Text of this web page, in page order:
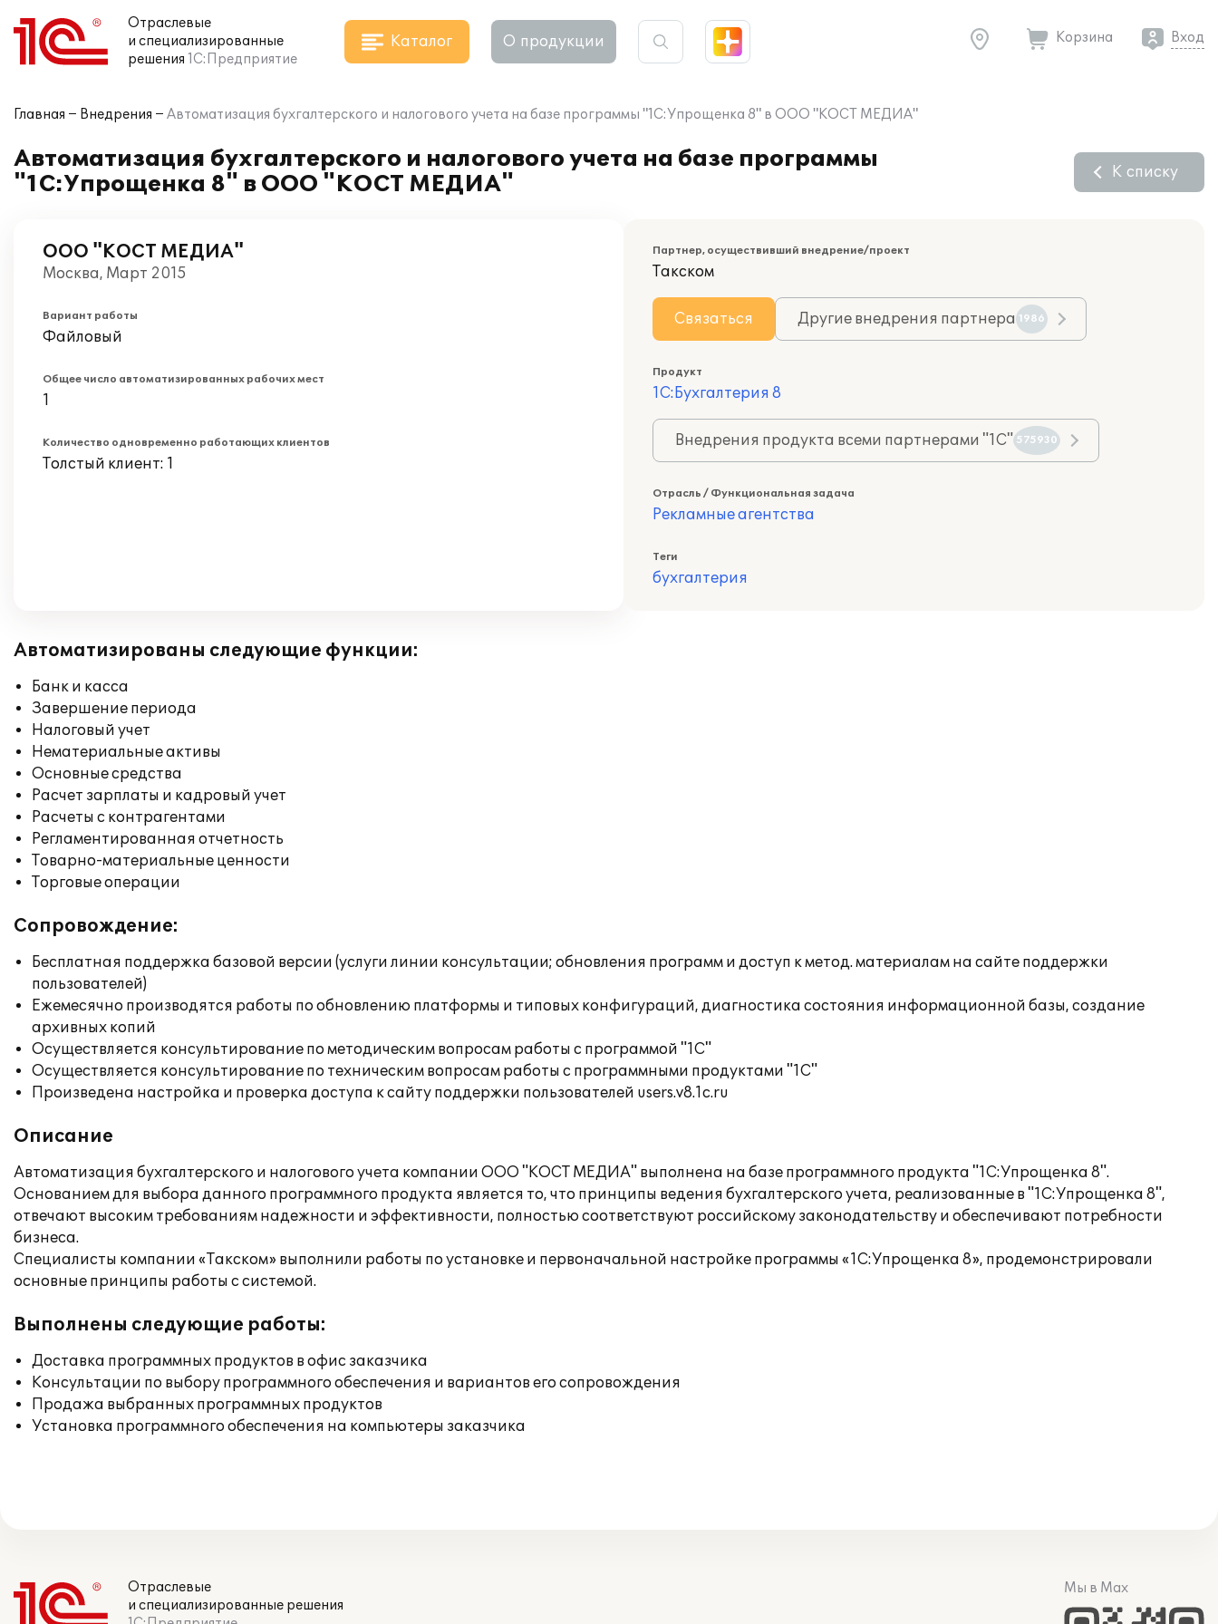
Отраслевые
и специализированные
решения 1С:Предприятие
Каталог О продукции Корзина Вход
Главная Внедрения Автоматизация бухгалтерского и налогового учета на базе программы "1С:Упрощенка 8" в ООО "КОСТ МЕДИА"
Автоматизация бухгалтерского и налогового учета на базе программы
"1С:Упрощенка 8" в ООО "КОСТ МЕДИА"
К списку
ООО "КОСТ МЕДИА"
Москва, Март 2015
Вариант работы
Файловый
Общее число автоматизированных рабочих мест
1
Количество одновременно работающих клиентов
Толстый клиент: 1
Партнер, осуществивший внедрение/проект
Такском
Связаться Другие внедрения партнера 1986
Продукт
1С:Бухгалтерия 8
Внедрения продукта всеми партнерами "1С" 575930
Отрасль / Функциональная задача
Рекламные агентства
Теги
бухгалтерия
Автоматизированы следующие функции:
Банк и касса
Завершение периода
Налоговый учет
Нематериальные активы
Основные средства
Расчет зарплаты и кадровый учет
Расчеты с контрагентами
Регламентированная отчетность
Товарно-материальные ценности
Торговые операции
Сопровождение:
Бесплатная поддержка базовой версии (услуги линии консультации; обновления программ и доступ к метод. материалам на сайте поддержки
пользователей)
Ежемесячно производятся работы по обновлению платформы и типовых конфигураций, диагностика состояния информационной базы, создание
архивных копий
Осуществляется консультирование по методическим вопросам работы с программой "1С"
Осуществляется консультирование по техническим вопросам работы с программными продуктами "1С"
Произведена настройка и проверка доступа к сайту поддержки пользователей users.v8.1c.ru
Описание
Автоматизация бухгалтерского и налогового учета компании ООО "КОСТ МЕДИА" выполнена на базе программного продукта "1С:Упрощенка 8".
Основанием для выбора данного программного продукта является то, что принципы ведения бухгалтерского учета, реализованные в "1С:Упрощенка 8",
отвечают высоким требованиям надежности и эффективности, полностью соответствуют российскому законодательству и обеспечивают потребности
бизнеса.
Специалисты компании «Такском» выполнили работы по установке и первоначальной настройке программы «1С:Упрощенка 8», продемонстрировали
основные принципы работы с системой.
Выполнены следующие работы:
Доставка программных продуктов в офис заказчика
Консультации по выбору программного обеспечения и вариантов его сопровождения
Продажа выбранных программных продуктов
Установка программного обеспечения на компьютеры заказчика
Отраслевые
и специализированные решения
Мы в Max